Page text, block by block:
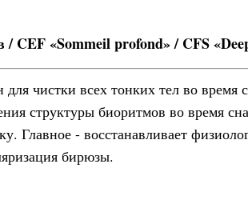
«Sommeil profond» / CFS
чистки всех тонких тел во время
структуры биоритмов во время
Главное - восстанавливает
бирюзы.